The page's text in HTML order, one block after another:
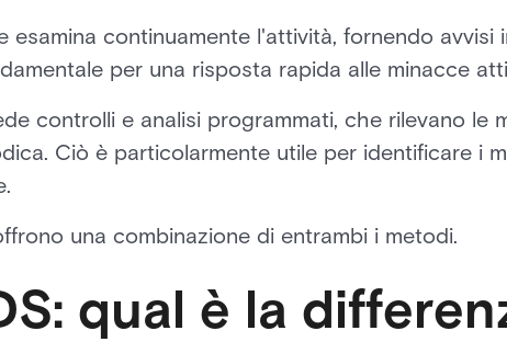
esamina continuamente l'attività, fornendo avvisi
per una risposta rapida alle minacce
controlli e analisi programmati, che rilevano le
Ciò è particolarmente utile per identificare i
una combinazione di entrambi i metodi.
qual è la